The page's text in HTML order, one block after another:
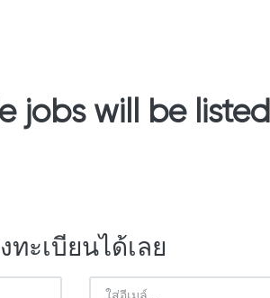
jobs will be
ทะเบียนได้เลย